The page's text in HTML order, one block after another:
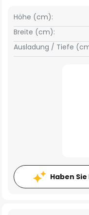
Breite (cm):
Höhe (cm):
Ausladung / Tiefe
Haben